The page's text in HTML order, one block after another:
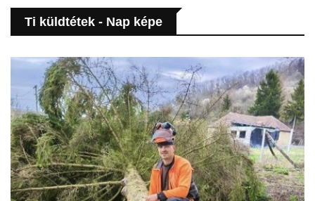
Ti küldtétek - Nap képe